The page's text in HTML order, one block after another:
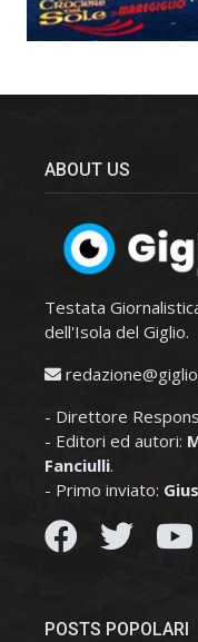
ABOUT US
Testata
dell'Isola del Giglio.
- Direttore
- Editori ed autori:
Fanciulli.
- Primo inviato:
POSTS POPOLARI